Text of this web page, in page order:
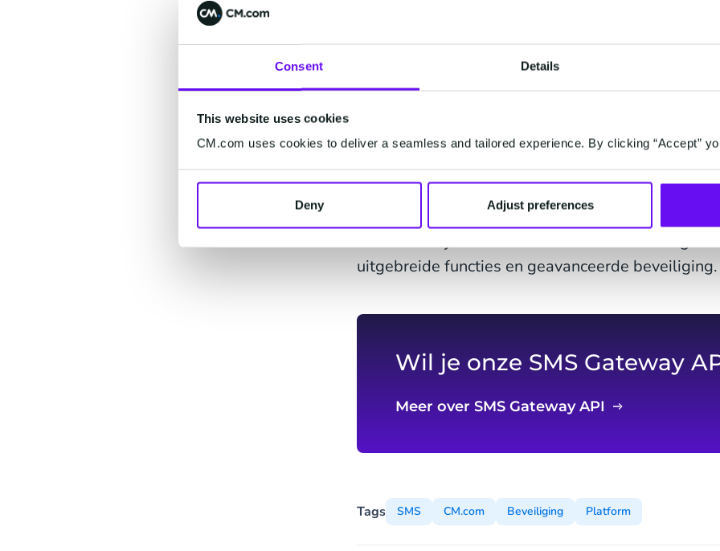
Consent Details
This website uses cookies
CM.com uses cookies to deliver a seamless and tailored experience. By clicking “Accept”
Deny Adjust preferences
Hoe kies je de
Voortdurende
Ten slotte is het belangrijk om te weten dat
heeft die werken aan de constante verbetering
dat ons platform is gebouwd met de beste
innovaties op het gebied van mobiele berichten.
uitgebreide functies en geavanceerde beveiliging.
Wil je onze SMS Gateway
Meer over SMS Gateway API
Tags SMS CM.com Beveiliging Platform